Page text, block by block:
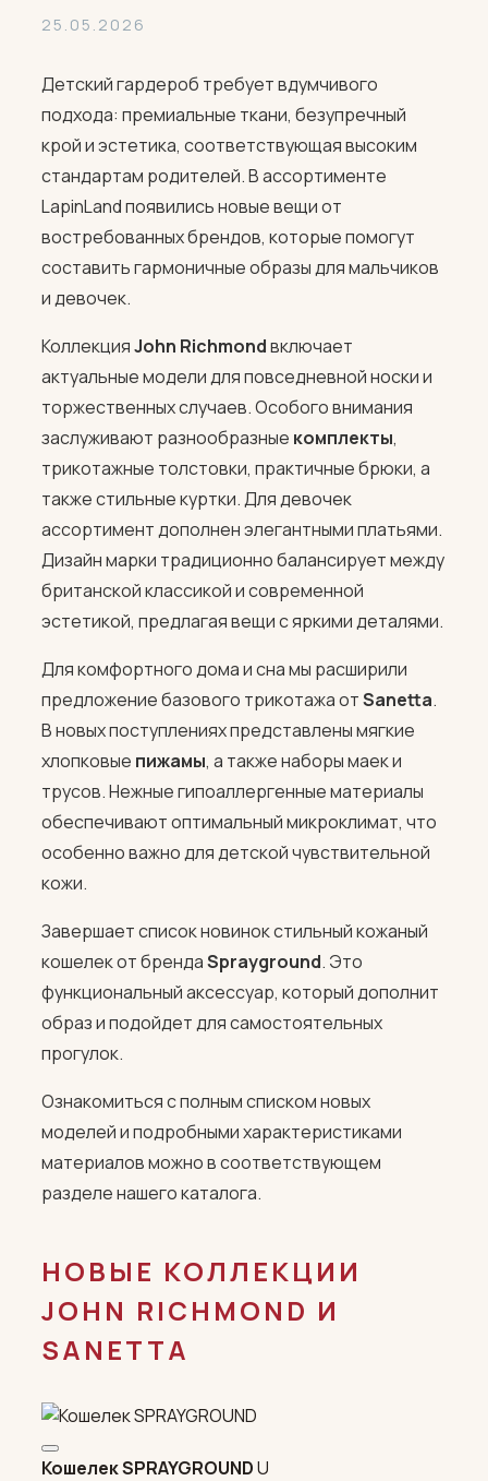
25.05.2026
Детский гардероб требует вдумчивого
подхода: премиальные ткани, безупречный
крой и эстетика, соответствующая высоким
стандартам родителей. В ассортименте
LapinLand появились новые вещи от
востребованных брендов, которые помогут
составить гармоничные образы для мальчиков
и девочек.
КоллекцияJohn Richmondвключает
актуальные модели для повседневной носки и
торжественных случаев. Особого внимания
заслуживают разнообразные комплекты,
трикотажные толстовки, практичные брюки, а
также стильные куртки. Для девочек
ассортимент дополнен элегантными платьями.
Дизайн марки традиционно балансирует между
британской классикой и современной
эстетикой, предлагая вещи с яркими деталями.
Для комфортного дома и сна мы расширили
предложение базового трикотажа отSanetta.
В новых поступлениях представлены мягкие
хлопковые пижамы, а также наборы маек и
трусов. Нежные гипоаллергенные материалы
обеспечивают оптимальный микроклимат, что
особенно важно для детской чувствительной
кожи.
Завершает список новинок стильный кожаный
кошелек от брендаSprayground. Это
функциональный аксессуар, который дополнит
образ и подойдет для самостоятельных
прогулок.
Ознакомиться с полным списком новых
моделей и подробными характеристиками
материалов можно в соответствующем
разделе нашего каталога.
НОВЫЕ КОЛЛЕКЦИИ
JOHN RICHMOND И
SANETTA
Кошелек SPRAYGROUNDU